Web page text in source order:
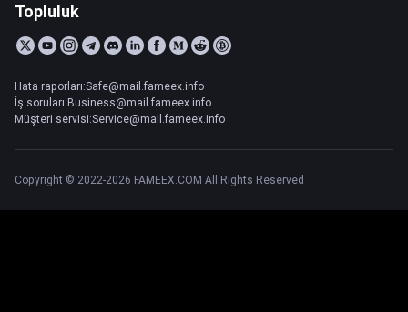
Topluluk
Hata raporları:Safe@mail.fameex.info
İş soruları:Business@mail.fameex.info
Müşteri servisi:Service@mail.fameex.info
Copyright © 2022-2026 FAMEEX.COM All Rights Reserved